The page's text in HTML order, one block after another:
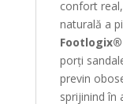
confort
naturală a
Footlogix®
porți
previn
sprijinind în